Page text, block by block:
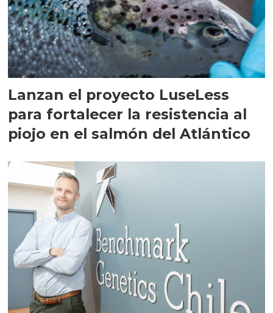
Lanzan el proyecto LuseLess
para fortalecer la resistencia al
piojo en el salmón del Atlántico